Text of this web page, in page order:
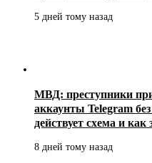
5 дней тому назад
МВД: преступники
аккаунты Telegram
действует схема и
8 дней тому назад